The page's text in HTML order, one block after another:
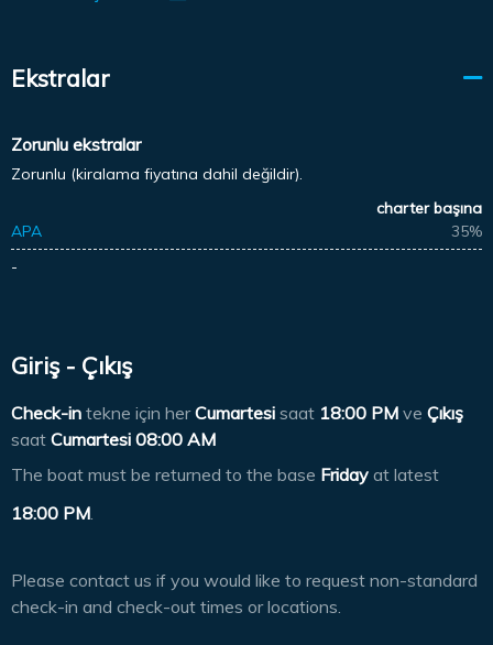
Ekstralar
Zorunlu ekstralar
Zorunlu (kiralama fiyatına dahil değildir).
charter başına
APA
35%
-
Giriş - Çıkış
Check-in tekne için herCumartesi saat 18:00 PM ve Çıkış
saat Cumartesi 08:00 AM
The boat must be returned to the base Friday at latest
18:00 PM
Please contact us if you would like to request non-standard
check-in and check-out times or locations.